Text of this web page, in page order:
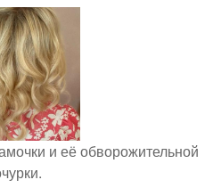
и её обворожительной